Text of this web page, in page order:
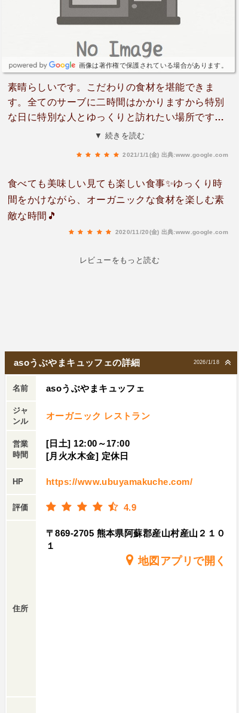
野県から取り寄せた蕎麦粉を種を蒔いて収穫した
種からもう一度蒔いてそして2年越しで収穫して
やっとこのお皿にのせられたガレットガレットの
上には原木椎茸ヤーコンと筍と絹さやが２種類ア
ク抜きして自家製ピクルス液に漬けたワラビピッ
コロニンジンと初物の生で食べられる空豆コブタ
カナとその菜の花カーボネロムラサキ色が辛味の
ある大根の花と黄色のカブの花オレンジ色が美肌
の煮込み猪を白ワインとお野菜で柔らかく煮込ん
だ生クリームは使わず山のいぶきさんの濃厚ジャ
ージー牛乳を煮詰めたソースに絡めた鹿も猪も一
頭書いしてフォンドジビエで出汁を引いてソース
に奥行きを加える最後は骨を砕いて土に返すとこ
薪の直火で焼いた鹿肉テンマルと骨つきのロース
溶ける人間の口の中では脂が溶けないので脂より
も赤身にフォーカスして調理する鉄分がすごく豊
富なので赤ワインにすごく合うカツオのように火
にならないように桜の薪の炎が触れるか触れない
ジューシーさを残しつつローストしていく一見見
た感じ生っぽいが中心が７０℃で火入れされてい
るこの他にも、スープやコーヒーそしてハーブテ
１回の食事で１冊の本が書けてしまうそんな濃厚
小屋）を改装して石造りの小屋へとリノベーショ
ンしているのでなんとも牧歌的なフレンチでとこ
とん酔わせてくれるああただただ生きててて良か
画像は著作権で保護されている場合があります。
素晴らしいです。こだわりの食材を堪能できま
す。全てのサーブに二時間はかかりますから特別
な日に特別な人とゆっくりと訪れたい場所です。
子連れで行ってしまいましたが、可能であれば二
▼ 続きを読む
2021/1/1(金) 出典:www.google.com
食べても美味しい見ても楽しい食事✨ゆっくり時
間をかけながら、オーガニックな食材を楽しむ素
敵な時間🎵
2020/11/20(金) 出典:www.google.com
レビューをもっと読む
2026/1/18
asoうぶやまキュッフェの詳細
名前 asoうぶやまキュッフェ
ジャ
ンル
オーガニック レストラン
営業
時間
[日土] 12:00～17:00
[月火水木金] 定休日
HP https://www.ubuyamakuche.com/
評価 4.9
住所
〒869-2705 熊本県阿蘇郡産山村産山２１０
１
地図アプリで開く